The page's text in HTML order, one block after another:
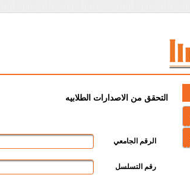
التحقق من الاصدارات الطلابيه
الرقم الجامعي
رقم التسلسل